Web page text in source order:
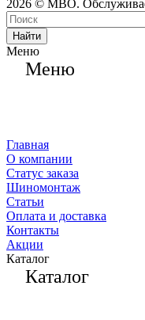
2026 © МВО.
Найти
Меню
Меню
Главная
О компании
Статус заказа
Шиномонтаж
Статьи
Оплата и доставка
Контакты
Акции
Каталог
Каталог